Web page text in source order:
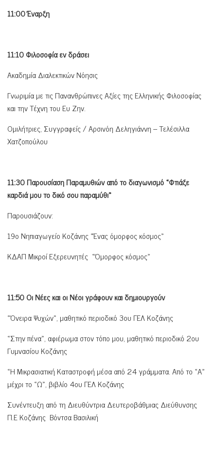
11:00 Έναρξη
11:10 Φιλοσοφία εν δράσει
Ακαδημία Διαλεκτικών Νόησις
Γνωριμία με τις Πανανθρώπινες Αξίες της Ελληνικής Φιλοσοφίας
και την Τέχνη του Ευ Ζην.
Ομιλήτριες, Συγγραφείς / Αρσινόη Δεληγιάννη – Τελέσιλλα
Χατζοπούλου
11:30 Παρουσίαση Παραμυθιών από το διαγωνισμό «Φτιάξε
καρδιά μου το δικό σου παραμύθι»
Παρουσιάζουν:
19ο Νηπιαγωγείο Κοζάνης «Ένας όμορφος κόσμος»
ΚΔΑΠ Μικροί Εξερευνητές «Όμορφος κόσμος»
11:50 Οι Νέες και οι Νέοι γράφουν και δημιουργούν
«Όνειρα Ψυχών», μαθητικό περιοδικό 3ου ΓΕΛ Κοζάνης
«Στην πένα», αφιέρωμα στον τόπο μου, μαθητικό περιοδικό 2ου
Γυμνασίου Κοζάνης
«Η Μικρασιατική Καταστροφή μέσα από 24 γράμματα. Από το «Α»
μέχρι το «Ω», βιβλίο 4ου ΓΕΛ Κοζάνης
Συνέντευξη από τη Διευθύντρια Δευτεροβάθμιας Διεύθυνσης
Π.Ε Κοζάνης Βόντσα Βασιλική